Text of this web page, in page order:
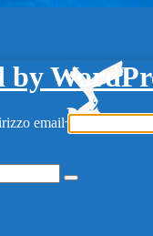
by
email